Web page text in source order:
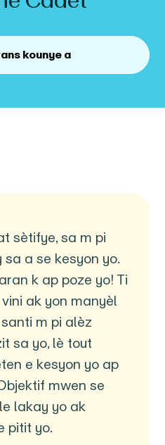
kounye a
sètifye, sa m pi
a se kesyon yo.
k ap poze yo! Ti
ak yon manyèl
m pi alèz
sa yo, lè tout
e kesyon yo ap
mwen se
lakay yo ak
pitit yo.